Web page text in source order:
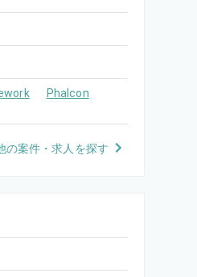
Phalcon
の案件・求人を探す